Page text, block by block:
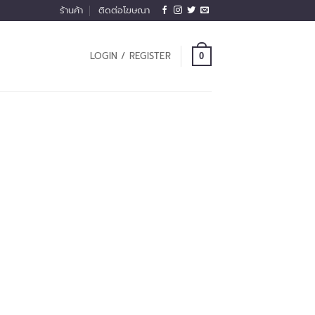
ร้านค้า ติดต่อโฆษณา
LOGIN / REGISTER 0